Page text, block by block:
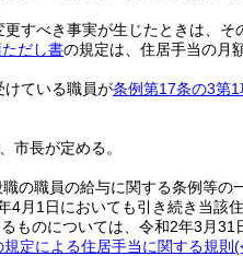
すべき事実が生じたときは、そ
だし書の規定は、住居手当の月
けている職員が条例第17条の3第1
市長が定める。
の職員の給与に関する条例等の
4月1日においても引き続き当
ものについては、令和2年3月
定による住居手当に関する規則 (